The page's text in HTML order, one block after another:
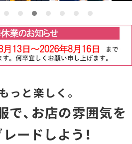
っと楽しく。
で、お店の雰囲気を
ードしよう！